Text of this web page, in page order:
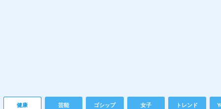
健康 芸能 ゴシップ 女子 トレンド